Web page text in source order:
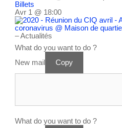
Billets
Avr 1 @ 18:00
– Actualités
What do you want to do ?
New mail
Copy
What do you want to do ?